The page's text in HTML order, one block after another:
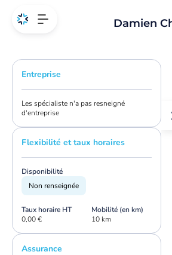
Entreprise
Les spécialiste n'a pas resneigné
d'entreprise
Flexibilité et taux horaires
Disponibilité
Non renseignée
Taux horaire HT
0,00 €
Mobilité (en km)
10 km
Assurance
Damien